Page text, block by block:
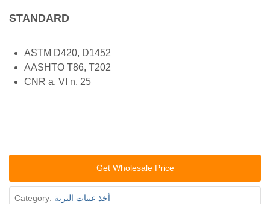
STANDARD
ASTM D420, D1452
AASHTO T86, T202
CNR a. VI n. 25
Get Wholesale Price
Category: أخذ عينات التربة